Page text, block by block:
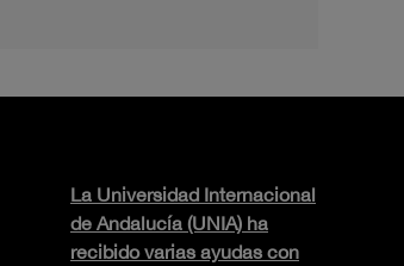
La Universidad Internacional
de Andalucía (UNIA) ha
recibido varias ayudas con